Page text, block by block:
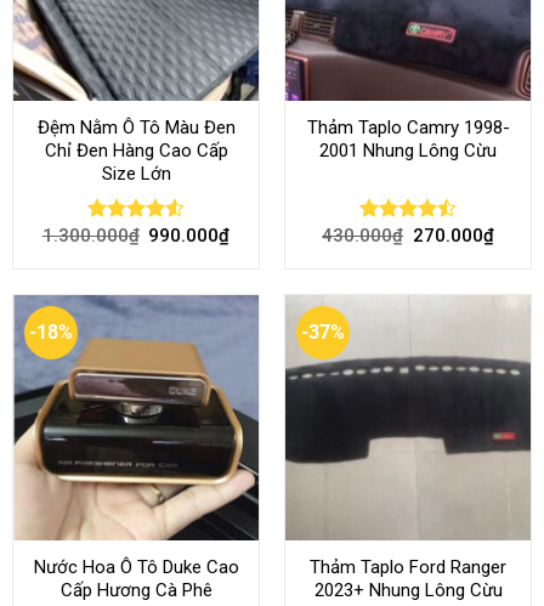
Đệm Nằm Ô Tô Màu Đen
Chỉ Đen Hàng Cao Cấp
Size Lớn
Rated 4.54
1.300.000₫ 990.000₫
Thảm Taplo Camry 1998-
2001 Nhung Lông Cừu
Rated
430.000₫ 270.000₫
-18%
Nước Hoa Ô Tô Duke Cao
Cấp Hương Cà Phê
-37%
Thảm Taplo Ford Ranger
2023+ Nhung Lông Cừu